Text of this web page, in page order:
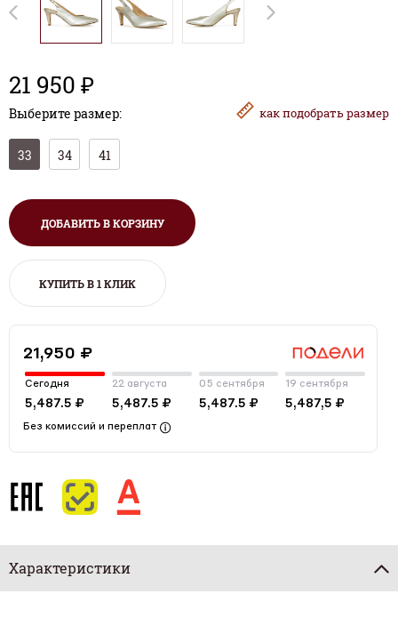
21 950 ₽
Выберите размер: какподобрать размер
33 34 41
ДОБАВИТЬ В КОРЗИНУ
КУПИТЬ В 1 КЛИК
21,950 ₽
Сегодня
5,487.5 ₽
22 августа
5,487.5 ₽
05 сентября
5,487.5 ₽
19 сентября
5,487,5 ₽
Без комиссий и переплат
Характеристики